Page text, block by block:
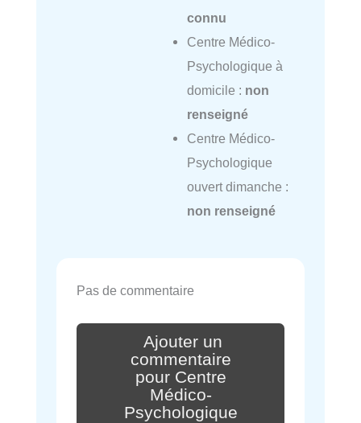
connu
Centre Médico-
Psychologique à
domicile : non
renseigné
Centre Médico-
Psychologique
ouvert dimanche :
non renseigné
Pas de commentaire
Ajouter un
commentaire
pour Centre
Médico-
Psychologique